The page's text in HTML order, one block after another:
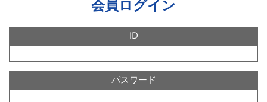
会員ログイン
ID
パスワード